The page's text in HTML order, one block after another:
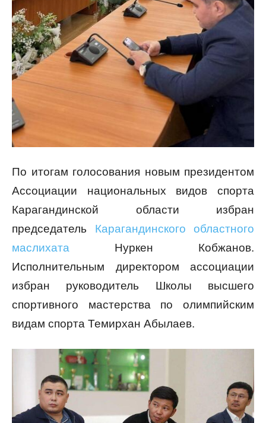
По итогам голосования новым президентом
Ассоциации национальных видов спорта
Карагандинской области избран
председатель Карагандинского областного
маслихата Нуркен Кобжанов.
Исполнительным директором ассоциации
избран руководитель Школы высшего
спортивного мастерства по олимпийским
видам спорта Темирхан Абылаев.